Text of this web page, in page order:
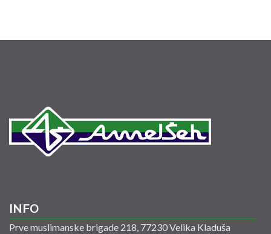
INFO
Prve muslimanske brigade 218, 77230 Velika Kladuša